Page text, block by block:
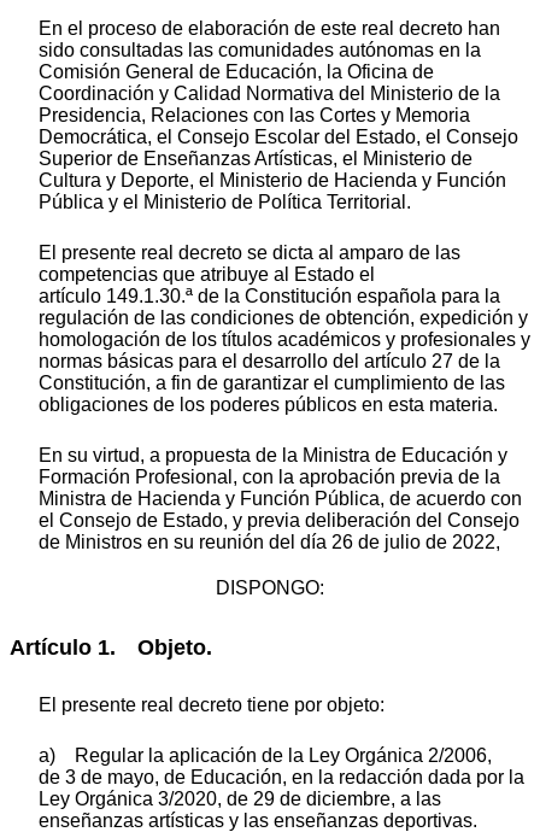
En el proceso de elaboración de este real decreto han
sido consultadas las comunidades autónomas en la
Comisión General de Educación, la Oficina de
Coordinación y Calidad Normativa del Ministerio de la
Presidencia, Relaciones con las Cortes y Memoria
Democrática, el Consejo Escolar del Estado, el Consejo
Superior de Enseñanzas Artísticas, el Ministerio de
Cultura y Deporte, el Ministerio de Hacienda y Función
Pública y el Ministerio de Política Territorial.
El presente real decreto se dicta al amparo de las
competencias que atribuye al Estado el
artículo 149.1.30.ª de la Constitución española para la
regulación de las condiciones de obtención, expedición y
homologación de los títulos académicos y profesionales y
normas básicas para el desarrollo del artículo 27 de la
Constitución, a fin de garantizar el cumplimiento de las
obligaciones de los poderes públicos en esta materia.
En su virtud, a propuesta de la Ministra de Educación y
Formación Profesional, con la aprobación previa de la
Ministra de Hacienda y Función Pública, de acuerdo con
el Consejo de Estado, y previa deliberación del Consejo
de Ministros en su reunión del día 26 de julio de 2022,
DISPONGO:
Artículo 1. Objeto.
El presente real decreto tiene por objeto:
a) Regular la aplicación de la Ley Orgánica 2/2006,
de 3 de mayo, de Educación, en la redacción dada por la
Ley Orgánica 3/2020, de 29 de diciembre, a las
enseñanzas artísticas y las enseñanzas deportivas.